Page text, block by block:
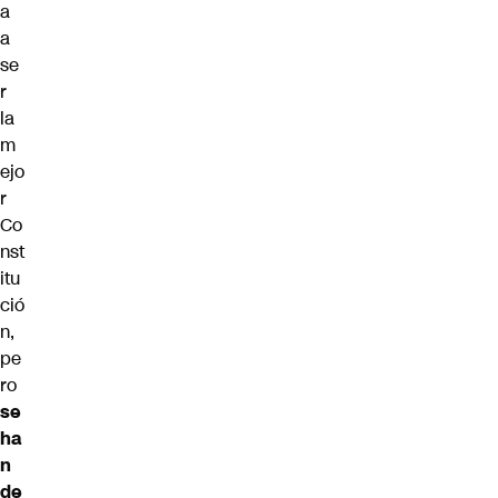
a
a
se
r
la
m
ejo
r
Co
nst
itu
ció
n,
pe
ro
se
ha
n
de